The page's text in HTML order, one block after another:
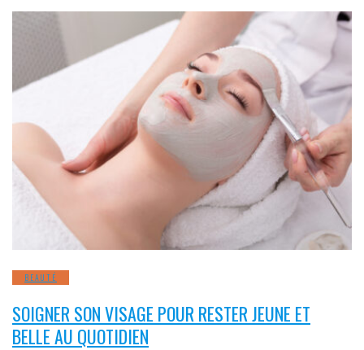
BEAUTÉ
SOIGNER SON VISAGE POUR RESTER JEUNE ET
BELLE AU QUOTIDIEN